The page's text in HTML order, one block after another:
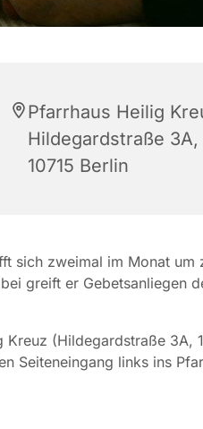
Pfarrhaus Heilig
Hildegardstraße 3A,
10715 Berlin
sich zweimal im Monat um
greift er Gebetsanliegen
(Hildegardstraße 3A,
Seiteneingang links ins